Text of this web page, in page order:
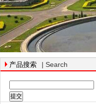
产品搜索 | Search